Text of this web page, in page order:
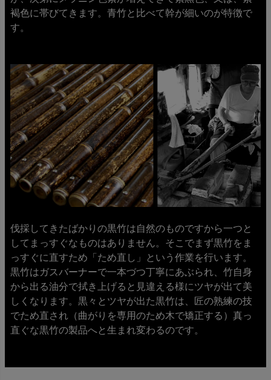
褐色に帯びてきます。青竹と比べて幹が細いのが特徴で
す。
伐採してきたばかりの黒竹は自然のものですから一つと
してまっすぐなものはありません。そこでまず黒竹をま
っすぐに直すため「ため直し」という作業を行います。
黒竹はガスバーナーで一本づつ丁寧にあぶられ、竹自身
から出る油分で拭き上げると見違える様にツヤが出て美
しくなります。黒々とツヤが出た黒竹は、匠の熟練の技
でため直され（曲がりを専用のため木で矯正する）真っ
直ぐな黒竹の製品へと生まれ変わるのです。